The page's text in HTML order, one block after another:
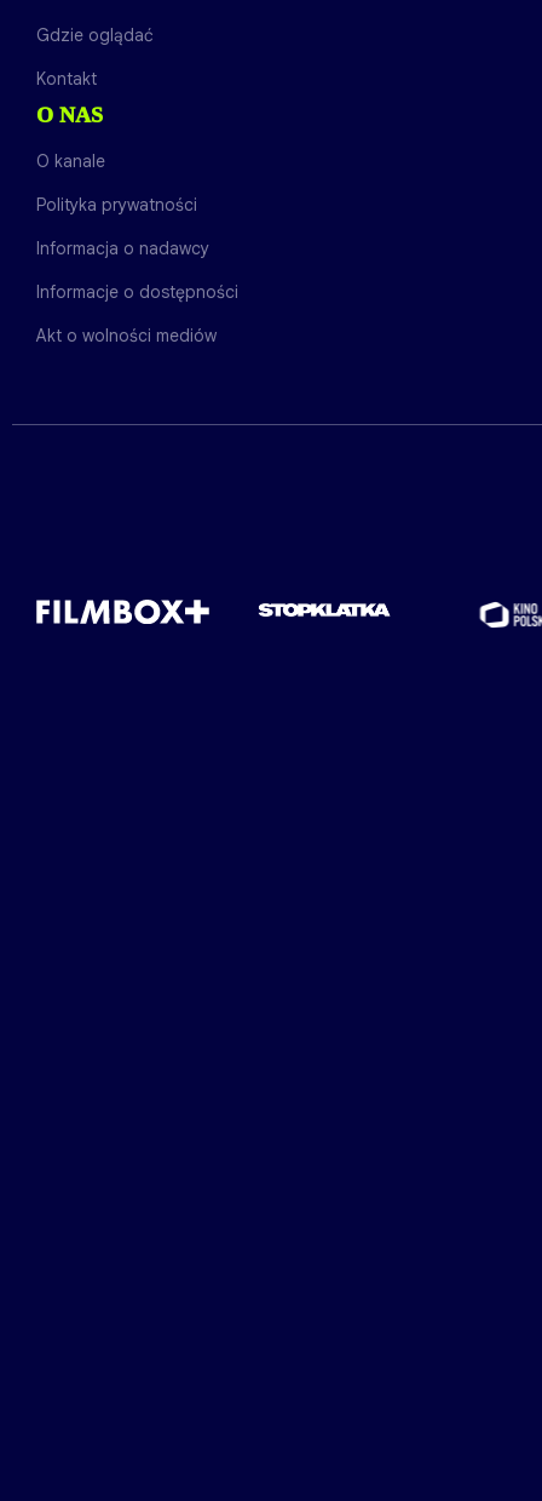
Gdzie oglądać
Kontakt
O NAS
O kanale
Polityka prywatności
Informacja o nadawcy
Informacje o dostępności
Akt o wolności mediów